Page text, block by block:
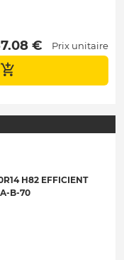
€ Prix unitaire
H82 EFFICIENT
B-70